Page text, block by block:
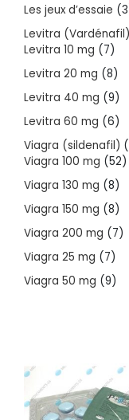
Les jeux d’essaie 3
Levitra (Vardénafil)
Levitra 10 mg 77
Levitra 20 mg 88
Levitra 40 mg 99
Levitra 60 mg 66
Viagra (sildenafil)
Viagra 100 mg 5252
Viagra 130 mg 88
Viagra 150 mg 88
Viagra 200 mg 77
Viagra 25 mg 77
Viagra 50 mg 99